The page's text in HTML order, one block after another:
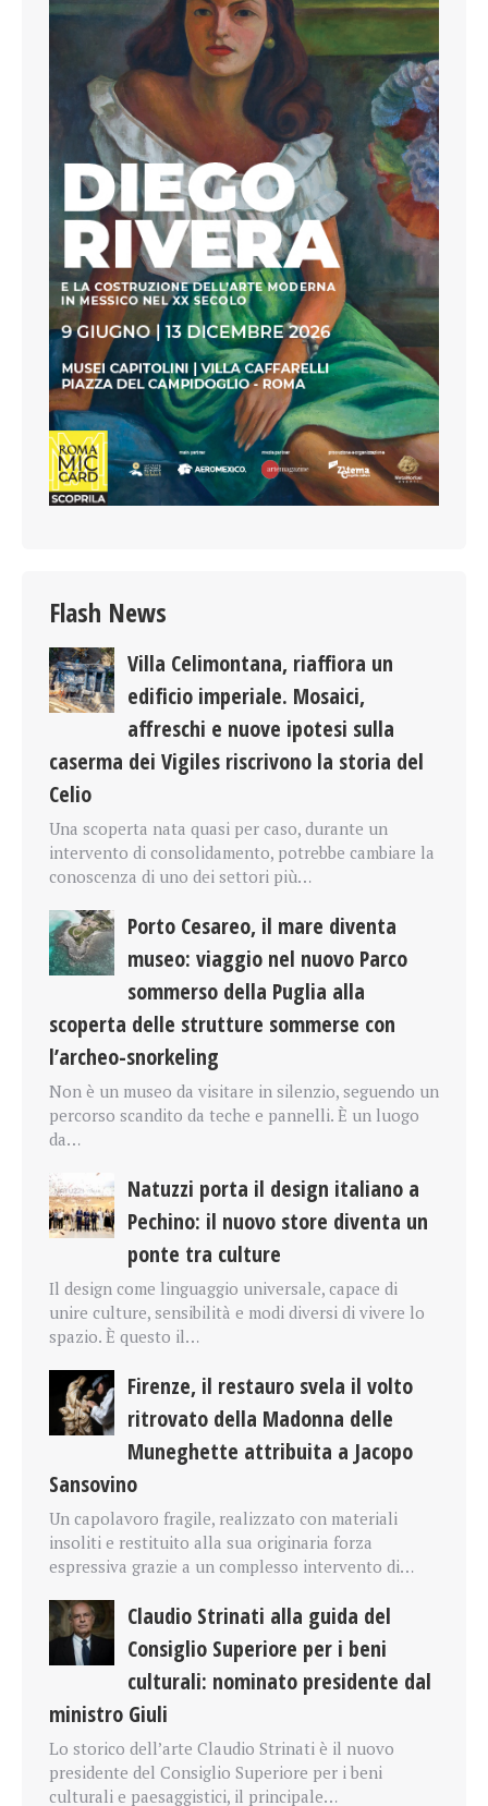
Flash News
Villa Celimontana, riaffiora un
edificio imperiale. Mosaici,
affreschi e nuove ipotesi sulla
caserma dei Vigiles riscrivono la storia del
Celio
Una scoperta nata quasi per caso, durante un
intervento di consolidamento, potrebbe cambiare la
conoscenza di uno dei settori più…
Porto Cesareo, il mare diventa
museo: viaggio nel nuovo Parco
sommerso della Puglia alla
scoperta delle strutture sommerse con
l’archeo-snorkeling
Non è un museo da visitare in silenzio, seguendo un
percorso scandito da teche e pannelli. È un luogo
da…
Natuzzi porta il design italiano a
Pechino: il nuovo store diventa un
ponte tra culture
Il design come linguaggio universale, capace di
unire culture, sensibilità e modi diversi di vivere lo
spazio. È questo il…
Firenze, il restauro svela il volto
ritrovato della Madonna delle
Muneghette attribuita a Jacopo
Sansovino
Un capolavoro fragile, realizzato con materiali
insoliti e restituito alla sua originaria forza
espressiva grazie a un complesso intervento di…
Claudio Strinati alla guida del
Consiglio Superiore per i beni
culturali: nominato presidente dal
ministro Giuli
Lo storico dell’arte Claudio Strinati è il nuovo
presidente del Consiglio Superiore per i beni
culturali e paesaggistici, il principale…